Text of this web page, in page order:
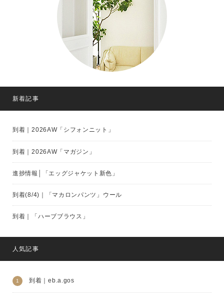
新着記事
到着｜2026AW「シフォンニット」
到着｜2026AW「マガジン」
進捗情報│「エッグジャケット新色」
到着(8/4)｜「マカロンパンツ」ウール
到着｜「ハーブブラウス」
人気記事
到着｜eb.a.gos